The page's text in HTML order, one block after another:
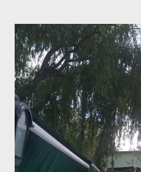
yazı da yazsam, teknoloji
yazacak şeyler bulabiliyorum :) O
başlasın... Bir terslik olmazsa, 27
başı, Sayısal Karasal Televizyon
bu yazı altına göndereceğiniz